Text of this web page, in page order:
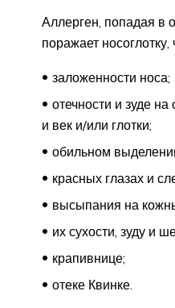
Аллерген, попадая в
поражает носоглотку,
заложенности носа;
отечности и зуде на
и век и/или глотки;
обильном
красных глазах и
высыпания на
их сухости, зуду и
крапивнице;
отеке Квинке.